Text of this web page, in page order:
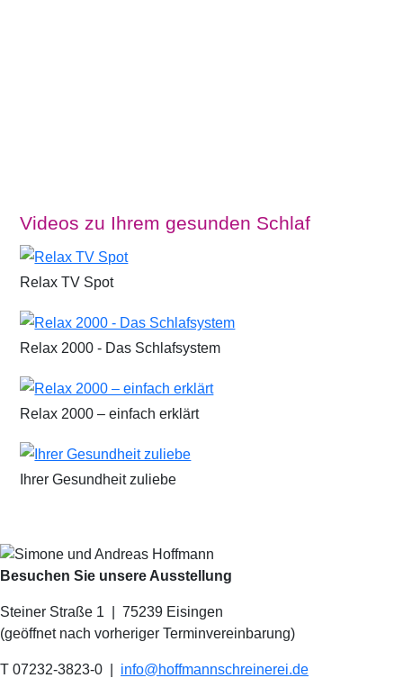
Videos zu Ihrem gesunden Schlaf
Relax TV Spot
Relax 2000 - Das Schlafsystem
Relax 2000 – einfach erklärt
Ihrer Gesundheit zuliebe
Besuchen Sie unsere Ausstellung
Steiner Straße 1 | 75239 Eisingen
(geöffnet nach vorheriger Terminvereinbarung)
T 07232-3823-0 info@hoffmannschreinerei.de